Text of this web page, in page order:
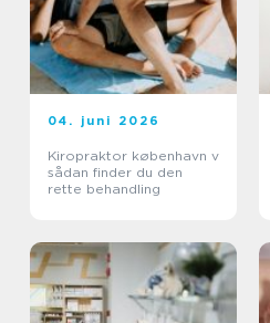
04. juni 2026
Kiropraktor københavn v
sådan finder du den
rette behandling